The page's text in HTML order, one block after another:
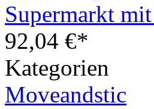
Supermarkt
92,04 €*
Kategorien
Moveandstic